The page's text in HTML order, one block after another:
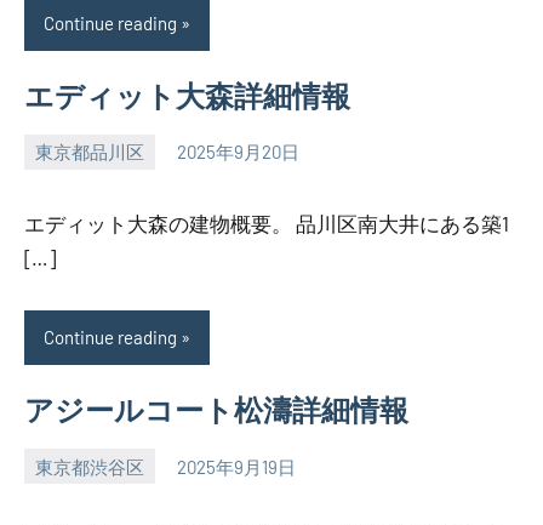
Continue reading
エディット大森詳細情報
東京都品川区 2025年9月20日
SEZIMO
エディット大森の建物概要。 品川区南大井にある築1
[…]
Continue reading
アジールコート松濤詳細情報
東京都渋谷区 2025年9月19日
SEZIMO